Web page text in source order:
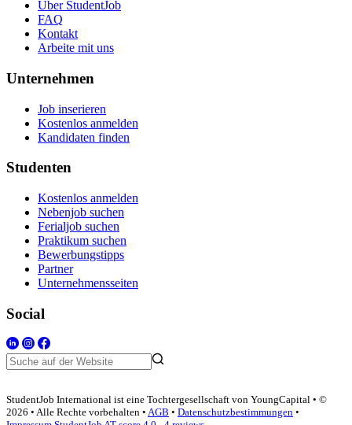
Über StudentJob
FAQ
Kontakt
Arbeite mit uns
Unternehmen
Job inserieren
Kostenlos anmelden
Kandidaten finden
Studenten
Kostenlos anmelden
Nebenjob suchen
Ferialjob suchen
Praktikum suchen
Bewerbungstipps
Partner
Unternehmensseiten
Social
StudentJob International ist eine Tochtergesellschaft von YoungCapital • ©
2026 • Alle Rechte vorbehalten • AGB • Datenschutzbestimmungen •